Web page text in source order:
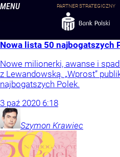
MENU PARTNER STRATEGICZNY
Nowa lista 50 najbogatszych
Nowe milionerki, awanse i
z Lewandowską. „Wprost”
najbogatszych Polek.
3 paź 2020 6:18
Szymon Krawiec